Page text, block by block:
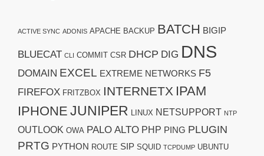
ACTIVE SYNC ADONIS APACHE BACKUP BATCH BIGIP
BLUECAT CLI COMMIT CSR DHCP DIG DNS
DOMAIN EXCEL EXTREME NETWORKS F5
FIREFOX FRITZBOX INTERNETX IPAM
IPHONE JUNIPER LINUX NETSUPPORT NTP
OUTLOOK OWA PALO ALTO PHP PING PLUGIN
PRTG PYTHON ROUTE SIP SQUID TCPDUMP UBUNTU